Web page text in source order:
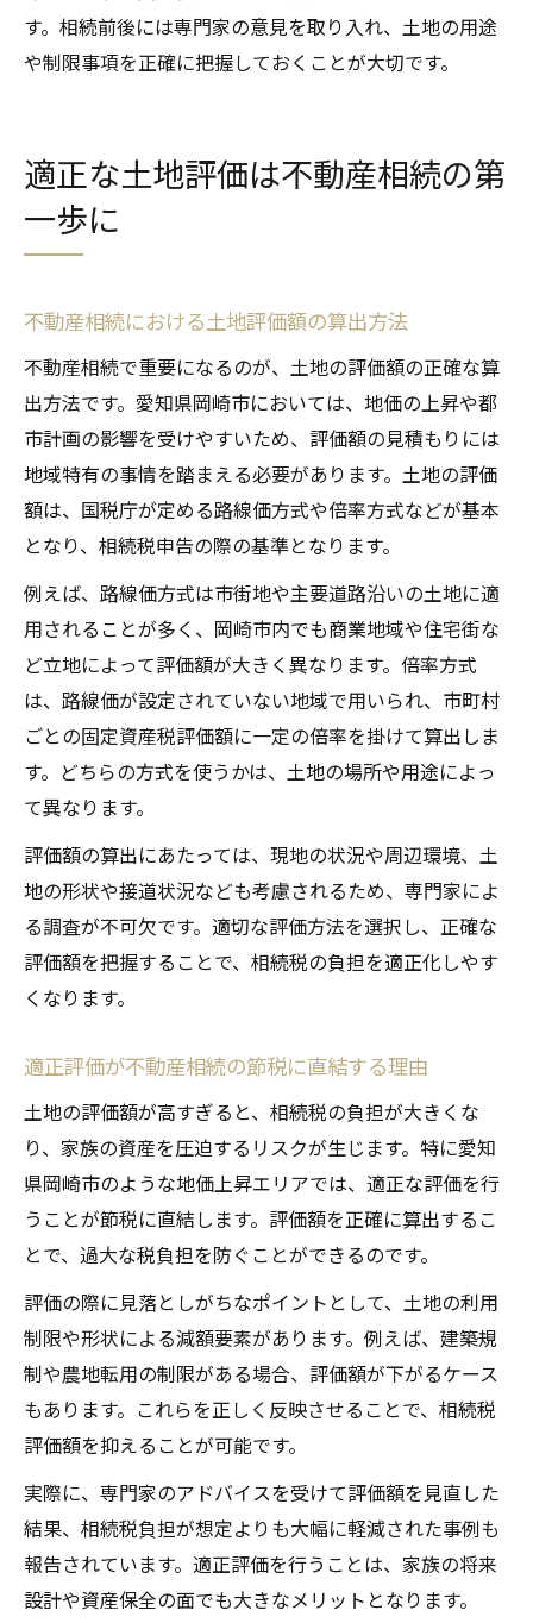
す。相続前後には専門家の意見を取り入れ、土地の用途
や制限事項を正確に把握しておくことが大切です。
適正な土地評価は不動産相続の第
一歩に
不動産相続における土地評価額の算出方法
不動産相続で重要になるのが、土地の評価額の正確な算
出方法です。愛知県岡崎市においては、地価の上昇や都
市計画の影響を受けやすいため、評価額の見積もりには
地域特有の事情を踏まえる必要があります。土地の評価
額は、国税庁が定める路線価方式や倍率方式などが基本
となり、相続税申告の際の基準となります。
例えば、路線価方式は市街地や主要道路沿いの土地に適
用されることが多く、岡崎市内でも商業地域や住宅街な
ど立地によって評価額が大きく異なります。倍率方式
は、路線価が設定されていない地域で用いられ、市町村
ごとの固定資産税評価額に一定の倍率を掛けて算出しま
す。どちらの方式を使うかは、土地の場所や用途によっ
て異なります。
評価額の算出にあたっては、現地の状況や周辺環境、土
地の形状や接道状況なども考慮されるため、専門家によ
る調査が不可欠です。適切な評価方法を選択し、正確な
評価額を把握することで、相続税の負担を適正化しやす
くなります。
適正評価が不動産相続の節税に直結する理由
土地の評価額が高すぎると、相続税の負担が大きくな
り、家族の資産を圧迫するリスクが生じます。特に愛知
県岡崎市のような地価上昇エリアでは、適正な評価を行
うことが節税に直結します。評価額を正確に算出するこ
とで、過大な税負担を防ぐことができるのです。
評価の際に見落としがちなポイントとして、土地の利用
制限や形状による減額要素があります。例えば、建築規
制や農地転用の制限がある場合、評価額が下がるケース
もあります。これらを正しく反映させることで、相続税
評価額を抑えることが可能です。
実際に、専門家のアドバイスを受けて評価額を見直した
結果、相続税負担が想定よりも大幅に軽減された事例も
報告されています。適正評価を行うことは、家族の将来
設計や資産保全の面でも大きなメリットとなります。